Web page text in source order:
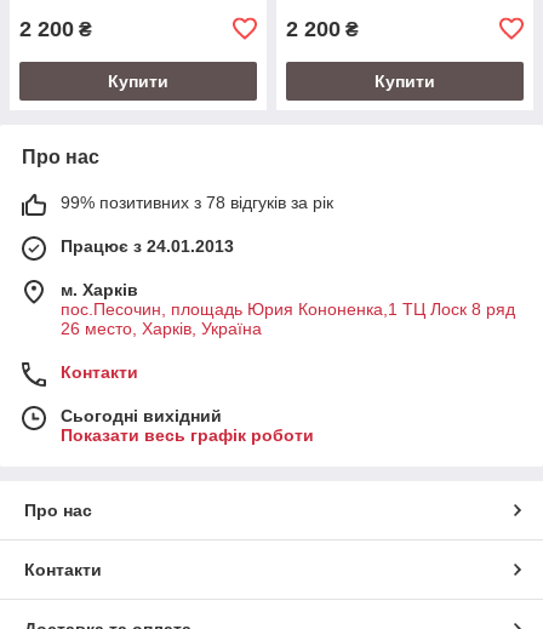
2 200 ₴
Купити
2 200 ₴
Купити
Про нас
99% позитивних з 78 відгуків за рік
Працює з 24.01.2013
м. Харків
пос.Песочин, площадь Юрия Кононенка,1 ТЦ Лоск 8 ряд
26 место, Харків, Україна
Контакти
Сьогодні вихідний
Показати весь графік роботи
Про нас
Контакти